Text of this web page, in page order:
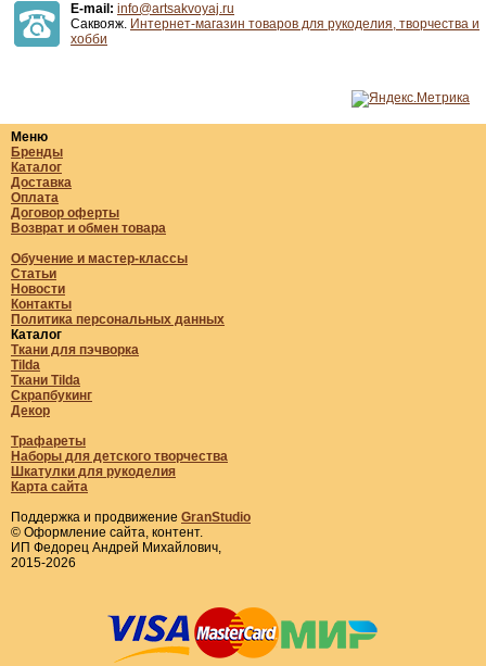
E-mail: info@artsakvoyaj.ru
Саквояж. Интернет-магазин товаров для рукоделия, творчества и
хобби
Меню
Бренды
Каталог
Доставка
Оплата
Договор оферты
Возврат и обмен товара
Обучение и мастер-классы
Статьи
Новости
Контакты
Политика персональных данных
Каталог
Ткани для пэчворка
Tilda
Ткани Tilda
Скрапбукинг
Декор
Трафареты
Наборы для детского творчества
Шкатулки для рукоделия
Карта сайта
Поддержка и продвижение GranStudio
© Оформление сайта, контент.
ИП Федорец Андрей Михайлович,
2015-2026